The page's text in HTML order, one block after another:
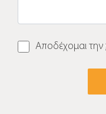
Αποδέχομαι την